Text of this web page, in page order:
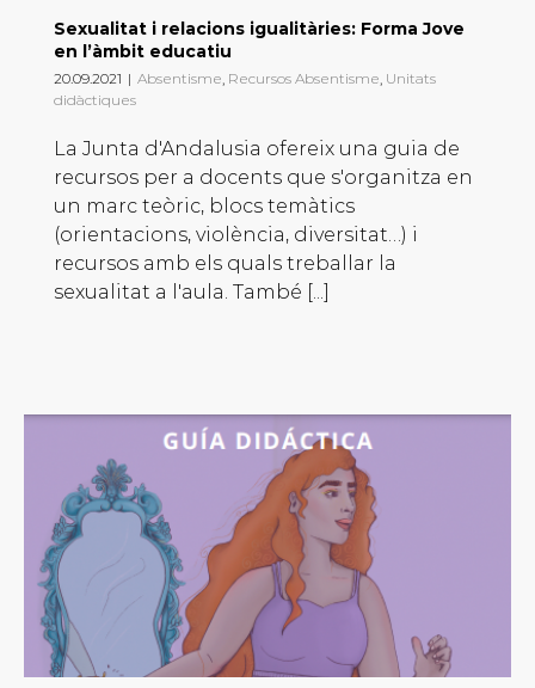
Sexualitat i relacions igualitàries: Forma Jove
en l’àmbit educatiu
20.09.2021 | Absentisme, Recursos Absentisme, Unitats
didàctiques
La Junta d'Andalusia ofereix una guia de
recursos per a docents que s'organitza en
un marc teòric, blocs temàtics
(orientacions, violència, diversitat…) i
recursos amb els quals treballar la
sexualitat a l'aula. També [...]